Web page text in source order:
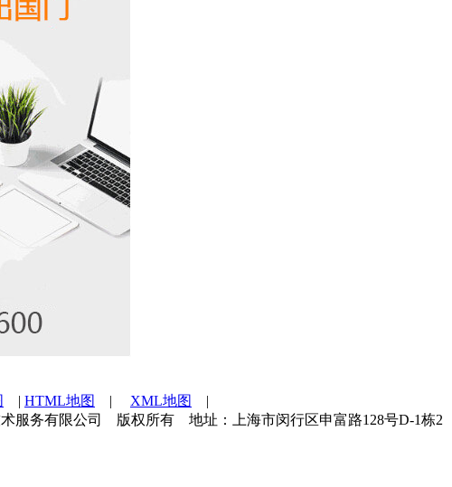
| HTML地图 | XML地图
|
服务有限公司 版权所有 地址：上海市闵行区申富路128号D-1栋2